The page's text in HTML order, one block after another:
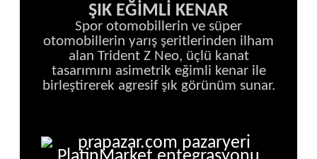
ŞIK EĞİMLİ KENAR
Spor otomobillerin ve süper
otomobillerin yarış şeritlerinden ilham
alan Trident Z Neo, üçlü kanat
tasarımını asimetrik eğimli kenar ile
birleştirerek agresif şık görünüm sunar.